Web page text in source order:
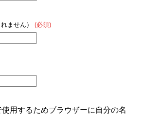
ません） (必須)
用するためブラウザーに自分の名